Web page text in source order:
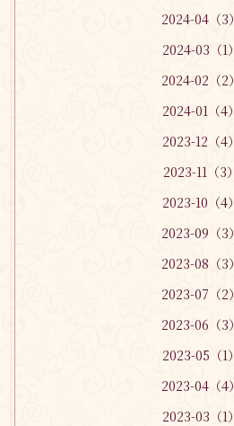
2024-04（3）
2024-03（1）
2024-02（2）
2024-01（4）
2023-12（4）
2023-11（3）
2023-10（4）
2023-09（3）
2023-08（3）
2023-07（2）
2023-06（3）
2023-05（1）
2023-04（4）
2023-03（1）